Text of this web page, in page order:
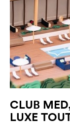
CLUB
LUXE